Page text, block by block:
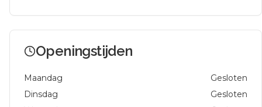
Openingstijden
Maandag
Gesloten
Dinsdag
Gesloten